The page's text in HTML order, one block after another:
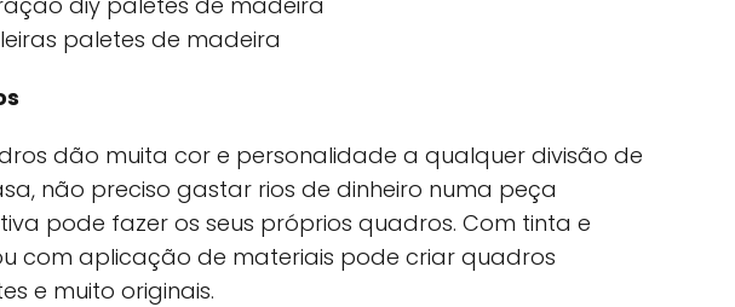
dão muita cor e personalidade a qualquer divisão de
não preciso gastar rios de dinheiro numa peça
pode fazer os seus próprios quadros. Com tinta e
com aplicação de materiais pode criar quadros
e muito originais.